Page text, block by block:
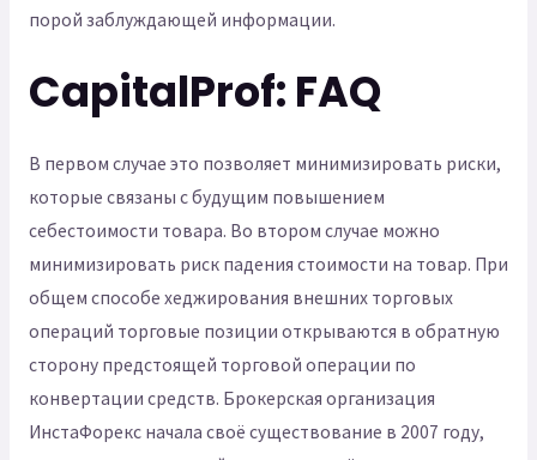
порой заблуждающей информации.
CapitalProf: FAQ
В первом случае это позволяет минимизировать риски,
которые связаны с будущим повышением
себестоимости товара. Во втором случае можно
минимизировать риск падения стоимости на товар. При
общем способе хеджирования внешних торговых
операций торговые позиции открываются в обратную
сторону предстоящей торговой операции по
конвертации средств. Брокерская организация
ИнстаФорекс начала своё существование в 2007 году,